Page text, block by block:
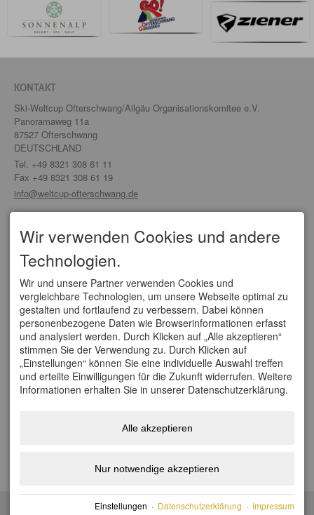
KONTAKT
Ski-Weltcup Ofterschwang/Allgäu Organisationskomitee e.V.
Panoramaweg 11a
87527 Ofterschwang
DEUTSCHLAND
Tel. +49 8321 308 61 11
Fax +49 8321 308 61 19
info@weltcup-ofterschwang.de
Organisationskomitee
Partner/ Sponsoren
Tickets
Anfahrt
WELTCUPS
Vierschanzentournee
FIS Weltcup Skifliegen
FIS Ski Cross Weltcup Grasgehren
FIS Tour de Ski
FIS Nordische Kombination Weltcup
FIS Weltcup Skispringen Damen
© Ski-Weltcup Ofterschwang/Allgäu Organisationskomitee e.V.
Wir verwenden Cookies und andere
Technologien.
Wir und unsere Partner verwenden Cookies und
vergleichbare Technologien, um unsere Webseite optimal zu
gestalten und fortlaufend zu verbessern. Dabei können
personenbezogene Daten wie Browserinformationen erfasst
und analysiert werden. Durch Klicken auf „Alle akzeptieren“
stimmen Sie der Verwendung zu. Durch Klicken auf
„Einstellungen“ können Sie eine individuelle Auswahl treffen
und erteilte Einwilligungen für die Zukunft widerrufen. Weitere
Informationen erhalten Sie in unserer Datenschutzerklärung.
Alle akzeptieren
Nur notwendige akzeptieren
Einstellungen · Datenschutzerklärung · Impressum